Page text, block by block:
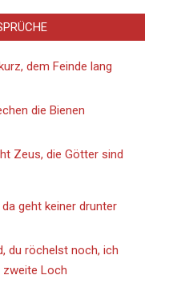
dem Feinde lang
die Bienen
Zeus, die Götter sind
da geht keiner drunter
du röchelst noch, ich
Loch